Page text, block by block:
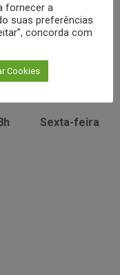
18h
Sexta-feira
fornecer a
suas preferências
concorda com
Cookies